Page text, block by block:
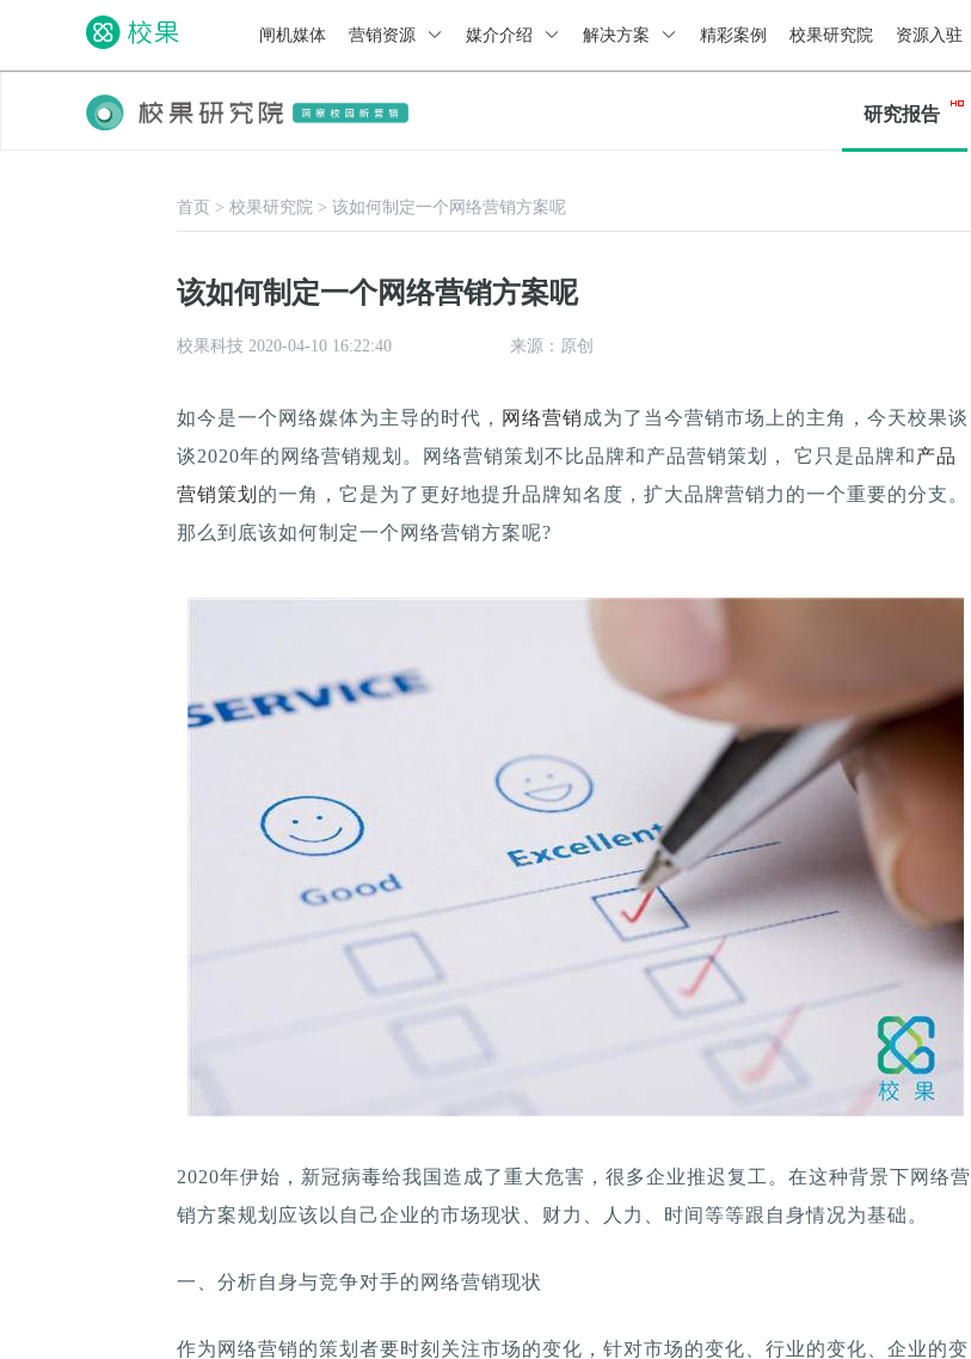
闸机媒体 营销资源 媒介介绍 解决方案 精彩案例 校果研究院 资源入驻
研究报告
首页 > 校果研究院 > 该如何制定一个网络营销方案呢
该如何制定一个网络营销方案呢
校果科技 2020-04-10 16:22:40 来源：原创
如今是一个网络媒体为主导的时代， 网络营销 成为了当今营销市场上的主角，今天校果谈
谈2020年的网络营销规划。网络营销策划不比品牌和产品营销策划， 它只是品牌和产品
营销策划 的一角，它是为了更好地提升品牌知名度，扩大品牌营销力的一个重要的分支。
那么到底该如何制定一个网络营销方案呢?
2020年伊始，新冠病毒给我国造成了重大危害，很多企业推迟复工。在这种背景下网络营
销方案规划应该以自己企业的市场现状、财力、人力、时间等等跟自身情况为基础。
一、分析自身与竞争对手的网络营销现状
作为网络营销的策划者要时刻关注市场的变化，针对市场的变化、行业的变化、企业的变